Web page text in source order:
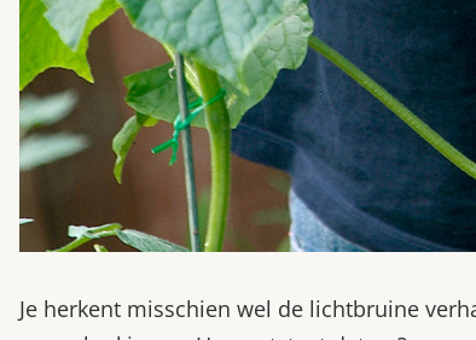
Je herkent misschien wel de lichtbruine